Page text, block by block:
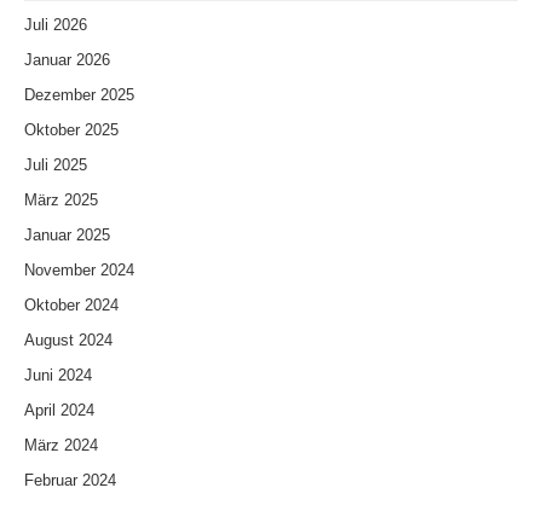
Juli 2026
Januar 2026
Dezember 2025
Oktober 2025
Juli 2025
März 2025
Januar 2025
November 2024
Oktober 2024
August 2024
Juni 2024
April 2024
März 2024
Februar 2024